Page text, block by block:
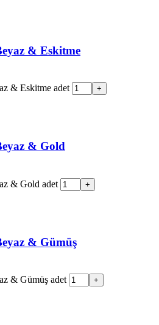
& Eskitme
& Eskitme adet +
& Gold
& Gold adet +
& Gümüş
& Gümüş adet +